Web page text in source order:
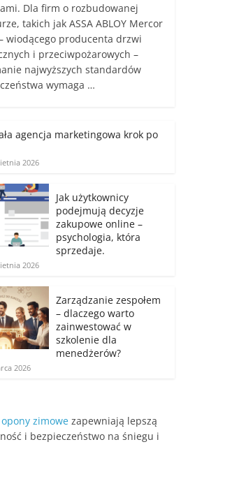
Dla firm o rozbudowanej
takich jak ASSA ABLOY Mercor
wiodącego producenta drzwi
i przeciwpożarowych –
najwyższych standardów
wymaga …
agencja marketingowa krok po
2026
Jak użytkownicy
podejmują decyzje
zakupowe online –
psychologia, która
sprzedaje.
2026
Zarządzanie zespołem
– dlaczego warto
zainwestować w
szkolenie dla
menedżerów?
2026
opony zimowe zapewniają lepszą
i bezpieczeństwo na śniegu i